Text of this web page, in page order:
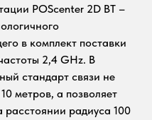
POScenter 2D BT –
в комплект поставки
2,4 GHz. В
стандарт связи не
метров, а позволяет
расстоянии радиуса 100